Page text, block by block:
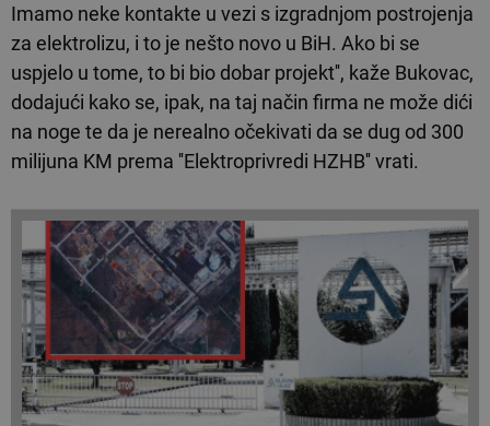
Imamo neke kontakte u vezi s izgradnjom postrojenja
za elektrolizu, i to je nešto novo u BiH. Ako bi se
uspjelo u tome, to bi bio dobar projekt'', kaže Bukovac,
dodajući kako se, ipak, na taj način firma ne može dići
na noge te da je nerealno očekivati da se dug od 300
milijuna KM prema ''Elektroprivredi HZHB'' vrati.